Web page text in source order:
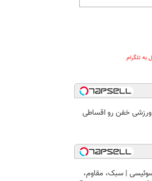
به تلگرام
ورزشی خفن رو اقساطی
| سبک، مقاوم،